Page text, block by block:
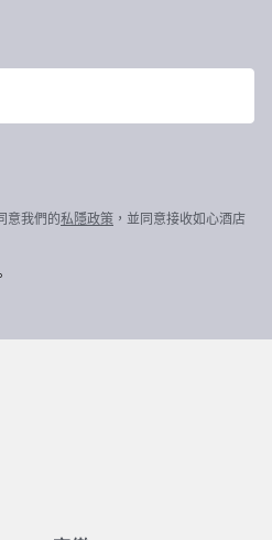
意我們的私隱政策 ，並同意接收如心酒店